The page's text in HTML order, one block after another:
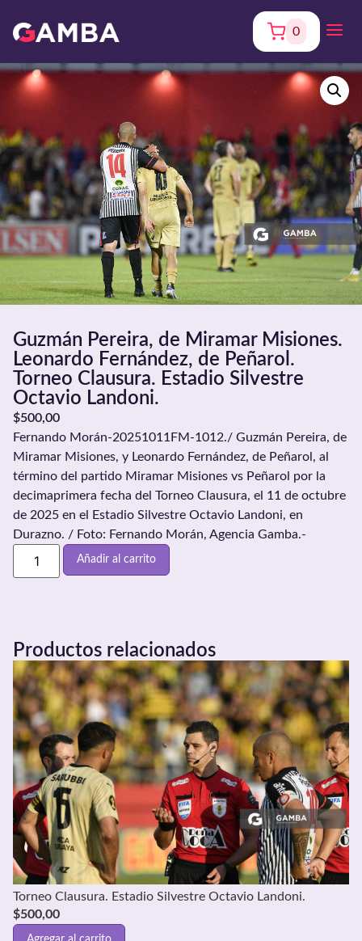
0
Guzmán Pereira, de Miramar Misiones.
Leonardo Fernández, de Peñarol.
Torneo Clausura. Estadio Silvestre
Octavio Landoni.
$500,00
Fernando Morán-20251011FM-1012./ Guzmán Pereira, de
Miramar Misiones, y Leonardo Fernández, de Peñarol, al
término del partido Miramar Misiones vs Peñarol por la
decimaprimera fecha del Torneo Clausura, el 11 de octubre
de 2025 en el Estadio Silvestre Octavio Landoni, en
Durazno. / Foto: Fernando Morán, Agencia Gamba.-
Añadir al carrito
Productos relacionados
Torneo Clausura. Estadio Silvestre Octavio Landoni.
$500,00